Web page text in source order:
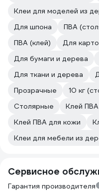
Клеи для моделей из
Для шпона
ПВА
ПВА (клей)
Для
Для бумаги и дерева
Для ткани и дерева
Прозрачные
10 кг
Столярные
Клей
Клей ПВА для кожи
Клеи для мебели из
Сервисное
Гарантия производителя